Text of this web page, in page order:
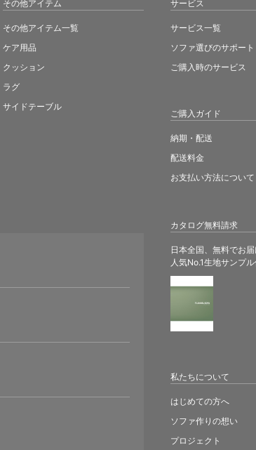
カタログ無料請求
日本全国、無料でお届
人気No.1生地サンプル
その他アイテム
その他アイテム一覧
ケア用品
クッション
ラグ
サイドテーブル
サービス
サービス一覧
ソファ選びのサポート
ご購入時のサービス
ご購入ガイド
納期・配送
配送料金
お支払い方法について
私たちについて
はじめての方へ
ソファ作りの想い
プロジェクト